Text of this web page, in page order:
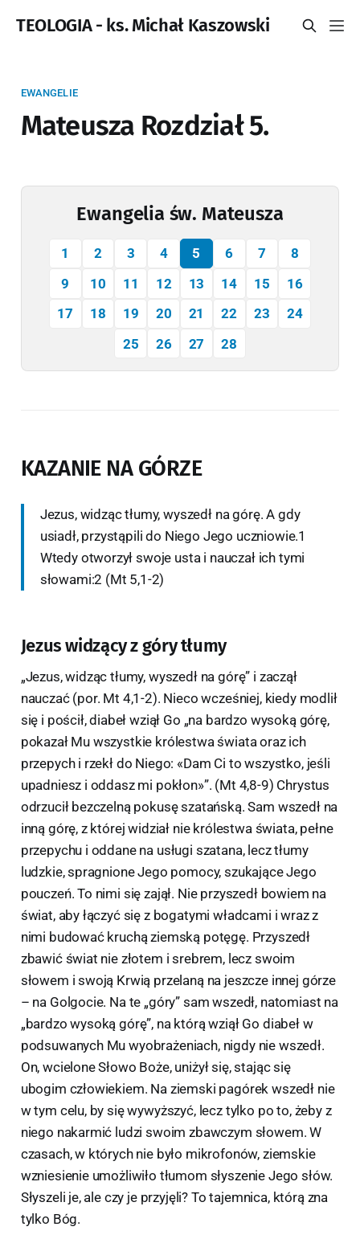
TEOLOGIA - ks. Michał Kaszowski
EWANGELIE
Mateusza Rozdział 5.
Ewangelia św. Mateusza
1 2 3 4 5 6 7
8
9
10 11 12 13 14 15
16
17
18 19 20 21 22 23
24
25
26 27 28
KAZANIE NA GÓRZE
Jezus, widząc tłumy, wyszedł na górę. A gdy
usiadł, przystąpili do Niego Jego uczniowie.1
Wtedy otworzył swoje usta i nauczał ich tymi
słowami:2 (Mt 5,1-2)
Jezus widzący z góry tłumy
„Jezus, widząc tłumy, wyszedł na górę” i zaczął
nauczać (por. Mt 4,1-2). Nieco wcześniej, kiedy modlił
się i pościł, diabeł wziął Go „na bardzo wysoką górę,
pokazał Mu wszystkie królestwa świata oraz ich
przepych i rzekł do Niego: «Dam Ci to wszystko, jeśli
upadniesz i oddasz mi pokłon»”. (Mt 4,8-9) Chrystus
odrzucił bezczelną pokusę szatańską. Sam wszedł na
inną górę, z której widział nie królestwa świata, pełne
przepychu i oddane na usługi szatana, lecz tłumy
ludzkie, spragnione Jego pomocy, szukające Jego
pouczeń. To nimi się zajął. Nie przyszedł bowiem na
świat, aby łączyć się z bogatymi władcami i wraz z
nimi budować kruchą ziemską potęgę. Przyszedł
zbawić świat nie złotem i srebrem, lecz swoim
słowem i swoją Krwią przelaną na jeszcze innej górze
– na Golgocie. Na te „góry” sam wszedł, natomiast na
„bardzo wysoką górę”, na którą wziął Go diabeł w
podsuwanych Mu wyobrażeniach, nigdy nie wszedł.
On, wcielone Słowo Boże, uniżył się, stając się
ubogim człowiekiem. Na ziemski pagórek wszedł nie
w tym celu, by się wywyższyć, lecz tylko po to, żeby z
niego nakarmić ludzi swoim zbawczym słowem. W
czasach, w których nie było mikrofonów, ziemskie
wzniesienie umożliwiło tłumom słyszenie Jego słów.
Słyszeli je, ale czy je przyjęli? To tajemnica, którą zna
tylko Bóg.